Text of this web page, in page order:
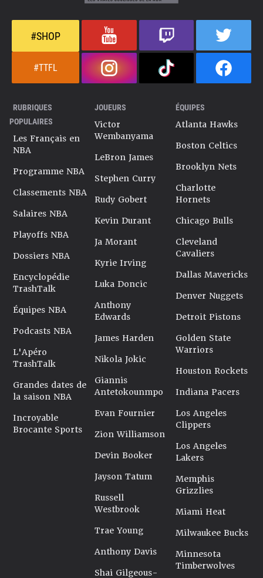
#SHOP
#TTFL
RUBRIQUES
POPULAIRES
Les Français en
NBA
Programme NBA
Classements NBA
Salaires NBA
Playoffs NBA
Dossiers NBA
Encyclopédie
TrashTalk
Équipes NBA
Podcasts NBA
L'Apéro
TrashTalk
Grandes dates de
la saison NBA
Incroyable
Brocante Sports
JOUEURS
Victor
Wembanyama
LeBron James
Stephen Curry
Rudy Gobert
Kevin Durant
Ja Morant
Kyrie Irving
Luka Doncic
Anthony
Edwards
James Harden
Nikola Jokic
Giannis
Antetokounmpo
Evan Fournier
Zion Williamson
Devin Booker
Jayson Tatum
Russell
Westbrook
Trae Young
Anthony Davis
Shai Gilgeous-
ÉQUIPES
Atlanta Hawks
Boston Celtics
Brooklyn Nets
Charlotte
Hornets
Chicago Bulls
Cleveland
Cavaliers
Dallas Mavericks
Denver Nuggets
Detroit Pistons
Golden State
Warriors
Houston Rockets
Indiana Pacers
Los Angeles
Clippers
Los Angeles
Lakers
Memphis
Grizzlies
Miami Heat
Milwaukee Bucks
Minnesota
Timberwolves